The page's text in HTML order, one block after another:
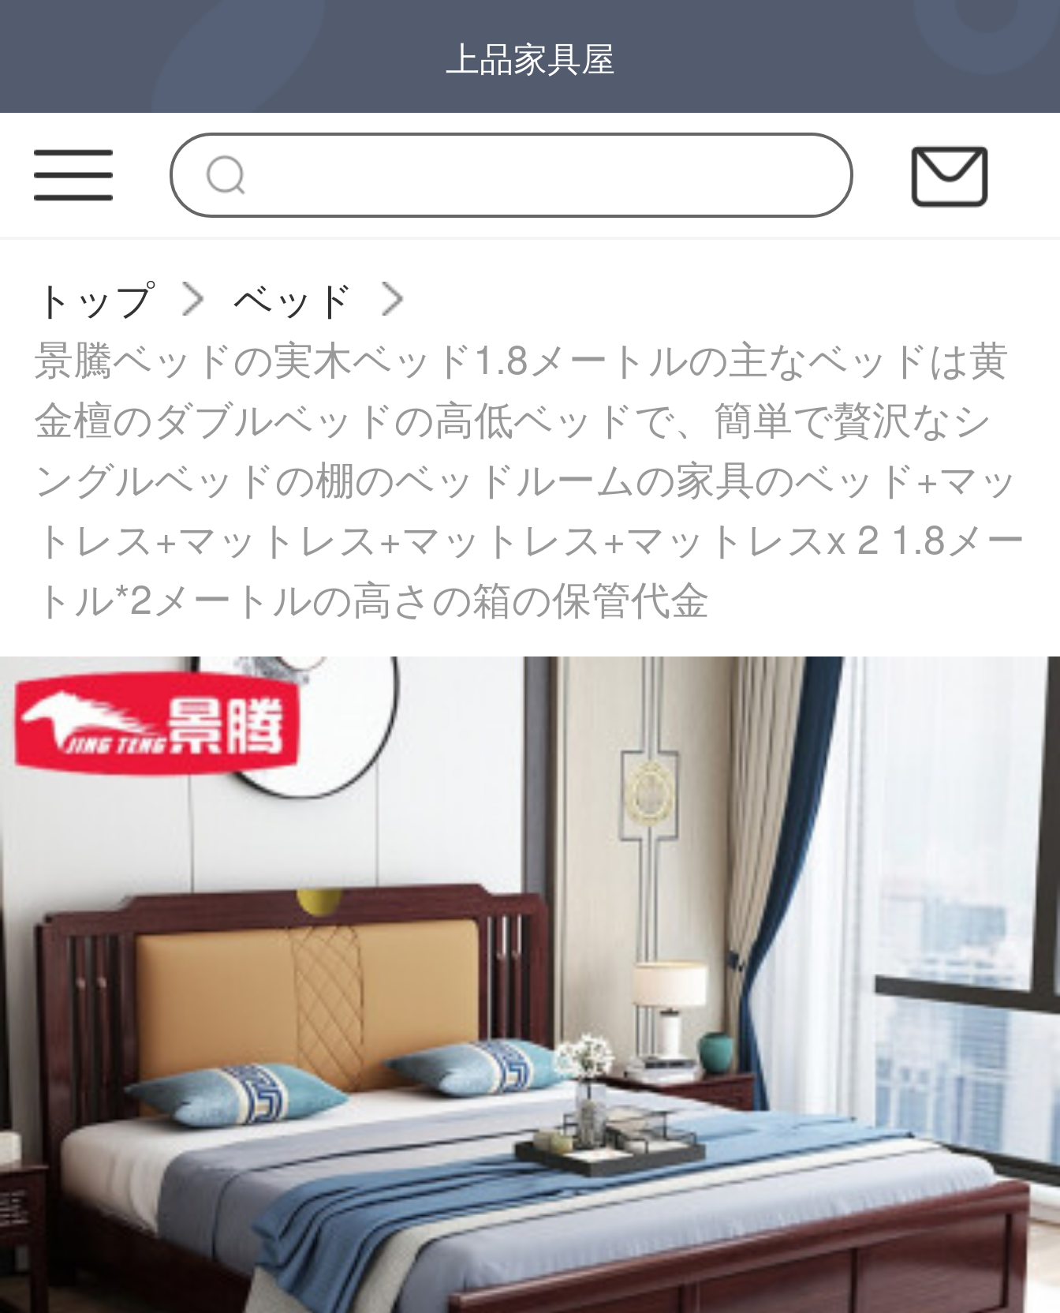
上品家具屋
トップ
ベッド
景騰ベッドの実木ベッド1.8メートルの主なベッドは黄
金檀のダブルベッドの高低ベッドで、簡単で贅沢なシ
ングルベッドの棚のベッドルームの家具のベッド+マッ
トレス+マットレス+マットレス+マットレスx 2 1.8メー
トル*2メートルの高さの箱の保管代金